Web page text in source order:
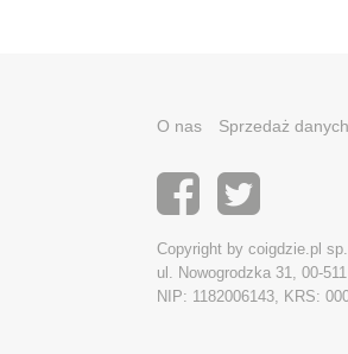
O nas Sprzedaż danych
Copyright by coigdzie.pl
ul. Nowogrodzka 31, 00-
NIP: 1182006143, KRS: